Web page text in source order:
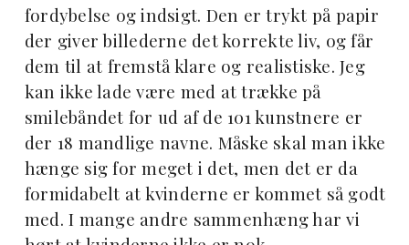
fordybelse og indsigt. Den er trykt på papir
der giver billederne det korrekte liv, og får
dem til at fremstå klare og realistiske. Jeg
kan ikke lade være med at trække på
smilebåndet for ud af de 101 kunstnere er
der 18 mandlige navne. Måske skal man ikke
hænge sig for meget i det, men det er da
formidabelt at kvinderne er kommet så godt
med. I mange andre sammenhæng har vi